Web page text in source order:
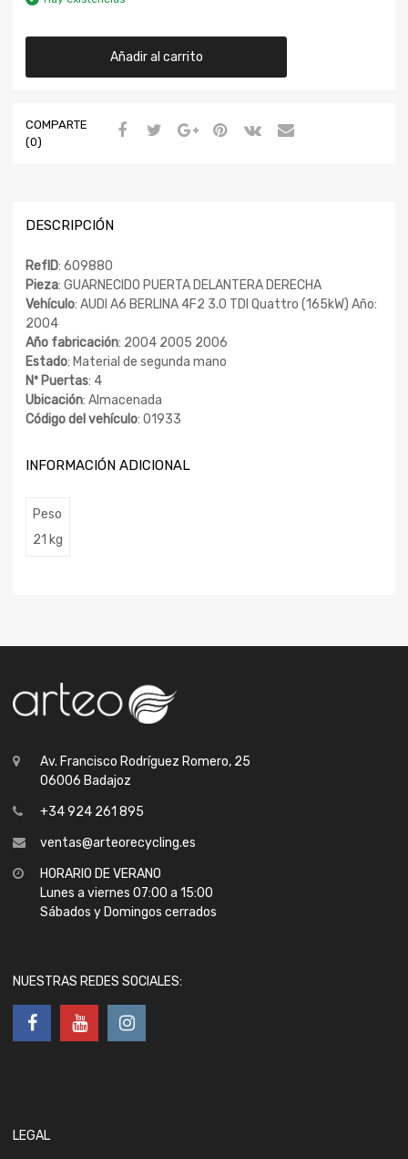
Añadir al carrito
COMPARTE
(0)
DESCRIPCIÓN
RefID: 609880
Pieza: GUARNECIDO PUERTA DELANTERA DERECHA
Vehículo: AUDI A6 BERLINA 4F2 3.0 TDI Quattro (165kW) Año:
2004
Año fabricación: 2004 2005 2006
Estado: Material de segunda mano
Nº Puertas: 4
Ubicación: Almacenada
Código del vehículo: 01933
INFORMACIÓN ADICIONAL
Peso
21 kg
Av. Francisco Rodríguez Romero, 25
06006 Badajoz
+34 924 261 895
ventas@arteorecycling.es
HORARIO DE VERANO
Lunes a viernes 07:00 a 15:00
Sábados y Domingos cerrados
NUESTRAS REDES SOCIALES:
LEGAL